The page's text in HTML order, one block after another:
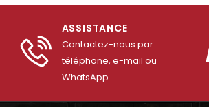
ASSISTANCE
Contactez-nous par
téléphone, e-mail ou
WhatsApp.